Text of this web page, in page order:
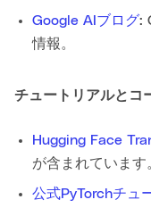
Google AIブログ:
情報。
チュートリアルとコ
Hugging Face
が含まれています
公式PyTorchチュ